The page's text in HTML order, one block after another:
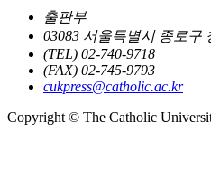
출판부
03083 서울특별시 종로구
(TEL) 02-740-9718
(FAX) 02-745-9793
cukpress@catholic.ac.kr
Copyright © The Catholic